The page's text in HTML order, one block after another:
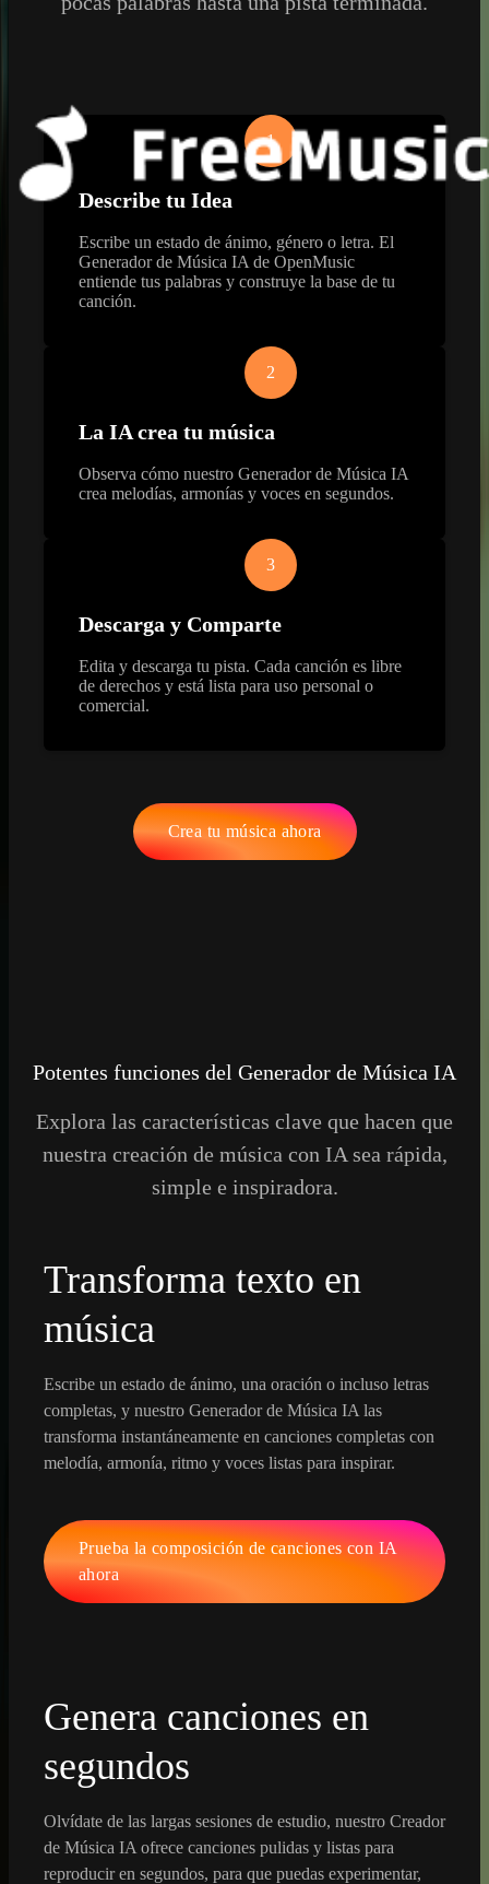
1
Describe tu Idea
Escribe un estado de ánimo, género o letra. El
Generador de Música IA de OpenMusic
entiende tus palabras y construye la base de tu
canción.
2
La IA crea tu música
Observa cómo nuestro Generador de Música IA
crea melodías, armonías y voces en segundos.
3
Descarga y Comparte
Edita y descarga tu pista. Cada canción es libre
de derechos y está lista para uso personal o
comercial.
Crea tu música ahora
Potentes funciones del Generador de Música IA
Explora las características clave que hacen que
nuestra creación de música con IA sea rápida,
simple e inspiradora.
Transforma texto en
música
Escribe un estado de ánimo, una oración o incluso letras
completas, y nuestro Generador de Música IA las
transforma instantáneamente en canciones completas con
melodía, armonía, ritmo y voces listas para inspirar.
Prueba la composición de canciones con IA
ahora
Genera canciones en
segundos
Olvídate de las largas sesiones de estudio, nuestro Creador
de Música IA ofrece canciones pulidas y listas para
reproducir en segundos, para que puedas experimentar,